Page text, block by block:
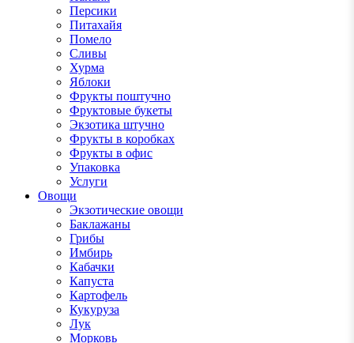
Персики
Питахайя
Помело
Сливы
Хурма
Яблоки
Фрукты поштучно
Фруктовые букеты
Экзотика штучно
Фрукты в коробках
Фрукты в офис
Упаковка
Услуги
Овощи
Экзотические овощи
Баклажаны
Грибы
Имбирь
Кабачки
Капуста
Картофель
Кукуруза
Лук
Морковь